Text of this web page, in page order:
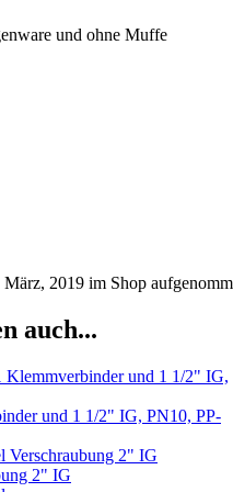
und ohne Muffe
2019 im Shop
auch...
und 1 1/2" IG, PN10, PP-
2" IG